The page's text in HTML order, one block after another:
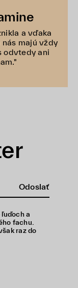
a vďaka
majú vždy
odvtedy ani
Odoslať
a
fachu.
raz do